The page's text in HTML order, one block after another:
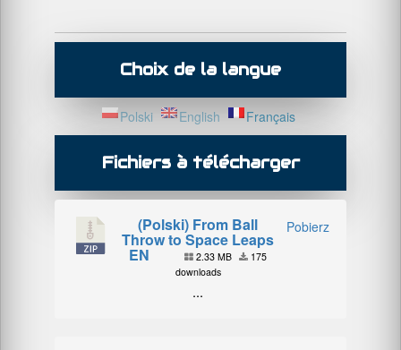
Choix de la langue
Polski English Français
Fichiers à télécharger
Pobierz
(Polski) From Ball
Throw to Space Leaps
EN 2.33 MB
175
downloads
...